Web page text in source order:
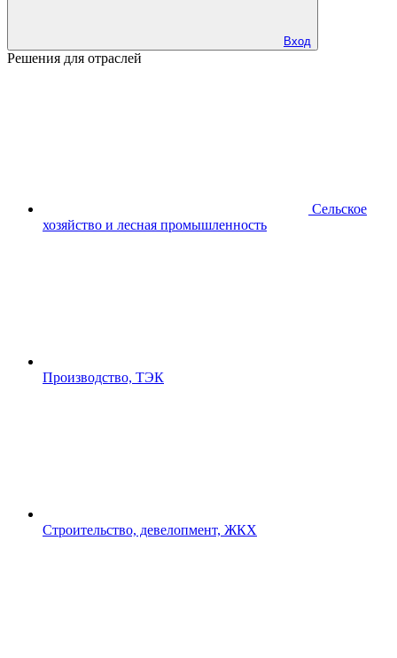
Вход
Решения для отраслей
Сельское
хозяйство и лесная промышленность
Производство, ТЭК
Строительство, девелопмент, ЖКХ